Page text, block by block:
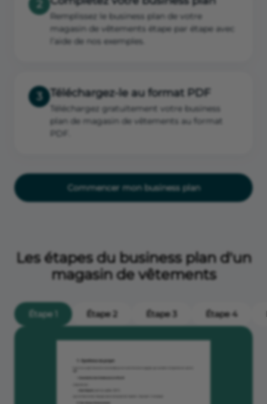
2
Remplissez le business plan de votre
magasin de vêtements étape par étape avec
l’aide de nos exemples.
3 Téléchargez-le au format PDF
Téléchargez gratuitement votre business
plan de magasin de vêtements au format
PDF.
Commencer mon business plan
Les étapes du business plan d'un
magasin de vêtements
Étape 1 Étape 2 Étape 3 Étape 4